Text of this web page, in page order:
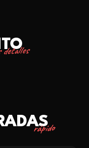
detalles
rápido